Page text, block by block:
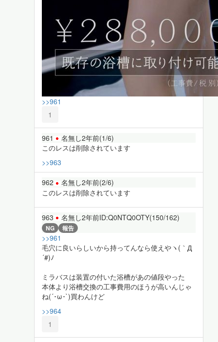
>>961
1
961 名無し2年前(1/6)
このレスは削除されています
>>963
962 名無し2年前(2/6)
このレスは削除されています
963 名無し2年前ID:Q0NTQ0OTY(150/162)
NG 報告
>>961
毛穴に良いらしいから持ってんなら使えやヽ(｀Д
´#)ﾉ
ミラバスは装置の付いた浴槽があの値段やった
本体より浴槽交換の工事費用のほうが高いんじゃ
ね(´･ω･`)買わんけど
>>964
1